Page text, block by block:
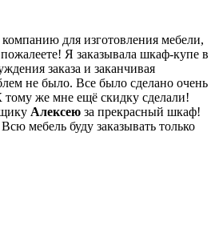
для изготовления мебели,
Я заказывала шкаф-купе в
заказа и заканчивая
не было. Все было сделано очень
тому же мне ещё скидку сделали!
Алексею за прекрасный шкаф!
мебель буду заказывать только